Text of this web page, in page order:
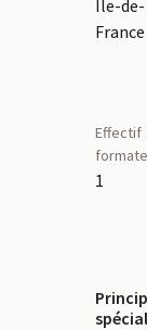
Île-de-
France
Effectif
1